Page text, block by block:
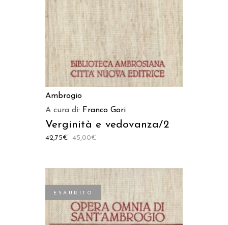
Ambrogio
A cura di: Franco Gori
Verginità e vedovanza/2
45,00€
42,75€
ESAURITO